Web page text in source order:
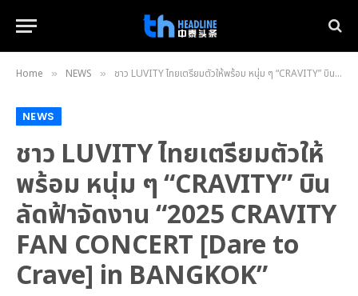
Home » NEWS » ชาว LUVITY ไทยเตรียมตัวให้พร้อม หนุ่ม ๆ “CRAVITY” บินลัดฟ้าจัดงาน “2025 CRAVITY FAN CONCERT [Dare to Crave] in BANGKOK”
NEWS
ชาว LUVITY ไทยเตรียมตัวให้
พร้อม หนุ่ม ๆ “CRAVITY” บิน
ลัดฟ้าจัดงาน “2025 CRAVITY
FAN CONCERT [Dare to
Crave] in BANGKOK”